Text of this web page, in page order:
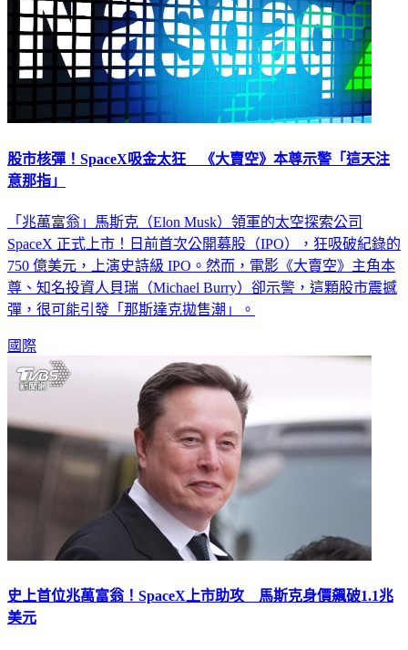
股市核彈！SpaceX吸金太狂 《大賣空》本尊示警「這天注
意那指」
「兆萬富翁」馬斯克（Elon Musk）領軍的太空探索公司
SpaceX 正式上市！日前首次公開募股（IPO），狂吸破紀錄的
750 億美元，上演史詩級 IPO。然而，電影《大賣空》主角本
尊、知名投資人貝瑞（Michael Burry）卻示警，這顆股市震撼
彈，很可能引發「那斯達克拋售潮」。
國際
史上首位兆萬富翁！SpaceX上市助攻 馬斯克身價飆破1.1兆
美元